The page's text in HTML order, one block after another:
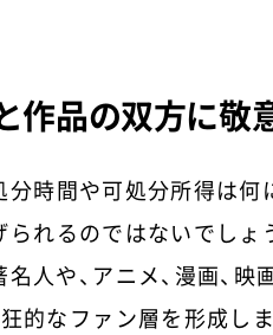
作品の双方に敬
時間や可処分所得は何
れるのではないでしょ
人や、アニメ、漫画、
的なファン層を形成しま